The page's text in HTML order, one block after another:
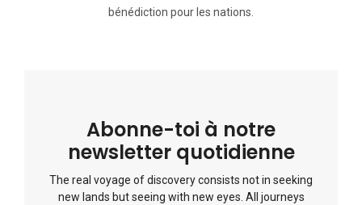
bénédiction pour les nations.
Abonne-toi à notre
newsletter quotidienne
The real voyage of discovery consists not in seeking
new lands but seeing with new eyes. All journeys